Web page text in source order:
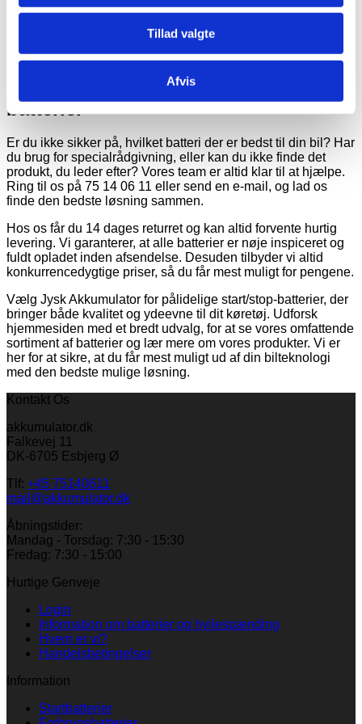
Tillad valgte
Afvis
ansvar for at genanvende batterier hos Jysk Akkumulator.
sendes til recycling gennem vores medlemskab i ReturBat.
Vi er stolte af at bidrage til en lidt mere bæredygtig fremtid.
Kontakt og vejledning til stop/start
batterier
Er du ikke sikker på, hvilket batteri der er bedst til din bil? Har
du brug for specialrådgivning, eller kan du ikke finde det
produkt, du leder efter? Vores team er altid klar til at hjælpe.
Ring til os på 75 14 06 11 eller send en e-mail, og lad os
finde den bedste løsning sammen.
Hos os får du 14 dages returret og kan altid forvente hurtig
levering. Vi garanterer, at alle batterier er nøje inspiceret og
fuldt opladet inden afsendelse. Desuden tilbyder vi altid
konkurrencedygtige priser, så du får mest muligt for pengene.
Vælg Jysk Akkumulator for pålidelige start/stop-batterier, der
bringer både kvalitet og ydeevne til dit køretøj. Udforsk
hjemmesiden med et bredt udvalg, for at se vores omfattende
sortiment af batterier og lær mere om vores produkter. Vi er
her for at sikre, at du får mest muligt ud af din bilteknologi
med den bedste mulige løsning.
Kontakt Os
akkumulator.dk
Falkevej 11
DK-6705 Esbjerg Ø
Tlf: +45 75140611
mail@akkumulator.dk
Åbningstider:
Mandag - Torsdag: 7:30 - 15:30
Fredag: 7:30 - 15:00
Hurtige Genveje
Login
Information om batterier og hvilespænding
Hvem er vi?
Handelsbetingelser
Information
Startbatterier